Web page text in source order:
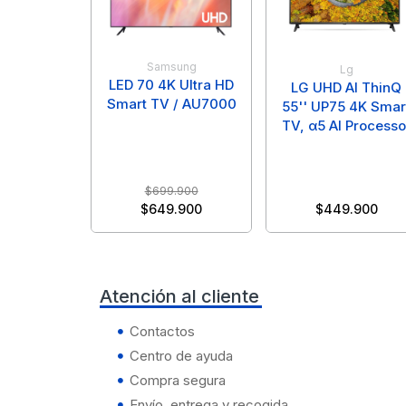
Oukitel
Samsung
ZTE
Apple
Dell
Lenovo
Msi
Gamer
Aorus
Hp
Lenovo
Msi
Tablets
Secadoras
Mademsa
ROJEM
Samsung
Xiaomi
Huawei
Samsung
Xiaomi
Samsung
LED 70 4K Ultra HD
Smart TV / AU7000
$699.900
$649.900
Lg
LG UHD AI ThinQ
55'' UP75 4K
TV, α5 AI
$449.900
Atención al cliente
Contactos
Centro de ayuda
Compra segura